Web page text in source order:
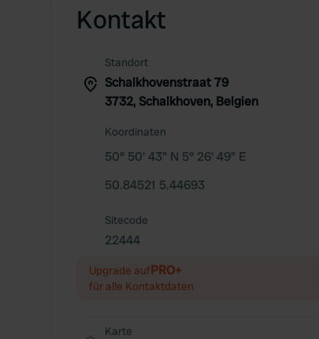
Kontakt
Standort
Schalkhovenstraat 79
3732, Schalkhoven, Belgien
Koordinaten
50° 50' 43" N 5° 26' 49" E
50.84521 5.44693
Sitecode
22444
Upgrade aufPRO+
für alle Kontaktdaten
Karte